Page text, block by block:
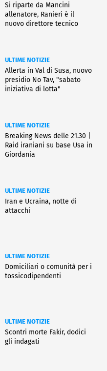
Si riparte da Mancini
allenatore, Ranieri è il
nuovo direttore tecnico
ULTIME NOTIZIE
Allerta in Val di Susa, nuovo
presidio No Tav, "sabato
iniziativa di lotta"
ULTIME NOTIZIE
Breaking News delle 21.30 |
Raid iraniani su base Usa in
Giordania
ULTIME NOTIZIE
Iran e Ucraina, notte di
attacchi
ULTIME NOTIZIE
Domiciliari o comunità per i
tossicodipendenti
ULTIME NOTIZIE
Scontri morte Fakir, dodici
gli indagati